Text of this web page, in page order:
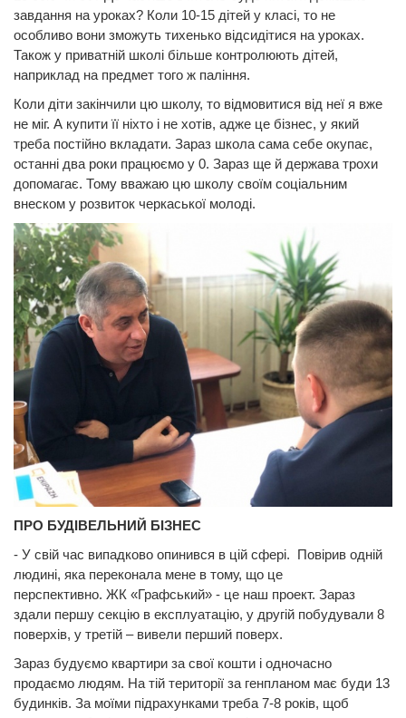
завдання на уроках? Коли 10-15 дітей у класі, то не
особливо вони зможуть тихенько відсидітися на уроках.
Також у приватній школі більше контролюють дітей,
наприклад на предмет того ж паління.
Коли діти закінчили цю школу, то відмовитися від неї я вже
не міг. А купити її ніхто і не хотів, адже це бізнес, у який
треба постійно вкладати. Зараз школа сама себе окупає,
останні два роки працюємо у 0. Зараз ще й держава трохи
допомагає. Тому вважаю цю школу своїм соціальним
внеском у розвиток черкаської молоді.
ПРО БУДІВЕЛЬНИЙ БІЗНЕС
- У свій час випадково опинився в цій сфері. Повірив одній
людині, яка переконала мене в тому, що це
перспективно. ЖК «Графський» - це наш проект. Зараз
здали першу секцію в експлуатацію, у другій побудували 8
поверхів, у третій – вивели перший поверх.
Зараз будуємо квартири за свої кошти і одночасно
продаємо людям. На тій території за генпланом має буди 13
будинків. За моїми підрахунками треба 7-8 років, щоб